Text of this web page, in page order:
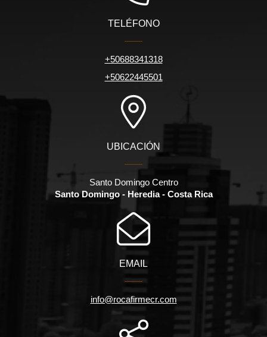
TELÉFONO
+50688341318
+50622445501
UBICACIÓN
Santo Domingo Centro
Santo Domingo - Heredia - Costa Rica
EMAIL
info@rocafirmecr.com